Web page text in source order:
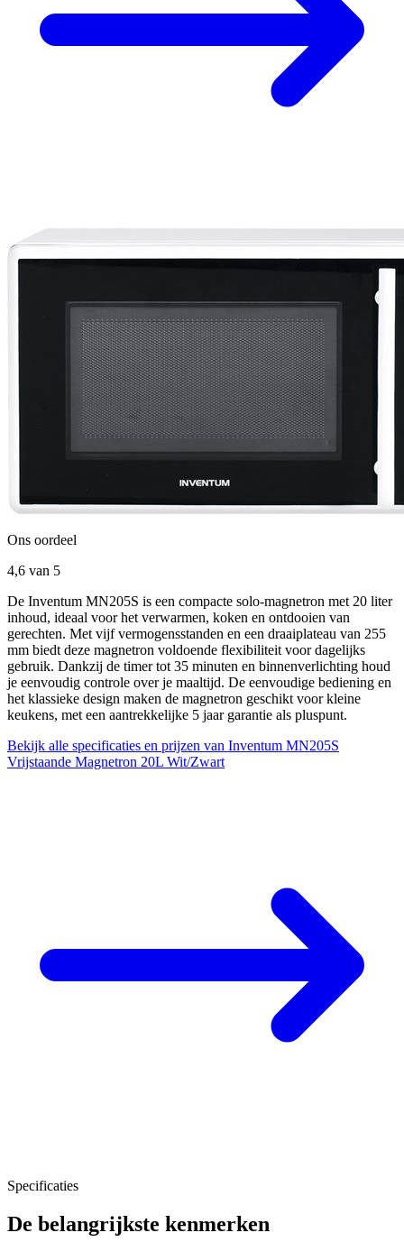
Ons oordeel
4,6 van 5
De Inventum MN205S is een compacte solo-magnetron met 20 liter
inhoud, ideaal voor het verwarmen, koken en ontdooien van
gerechten. Met vijf vermogensstanden en een draaiplateau van 255
mm biedt deze magnetron voldoende flexibiliteit voor dagelijks
gebruik. Dankzij de timer tot 35 minuten en binnenverlichting houd
je eenvoudig controle over je maaltijd. De eenvoudige bediening en
het klassieke design maken de magnetron geschikt voor kleine
keukens, met een aantrekkelijke 5 jaar garantie als pluspunt.
Bekijk alle specificaties en prijzen van Inventum MN205S
Vrijstaande Magnetron 20L Wit/Zwart
Specificaties
De belangrijkste kenmerken